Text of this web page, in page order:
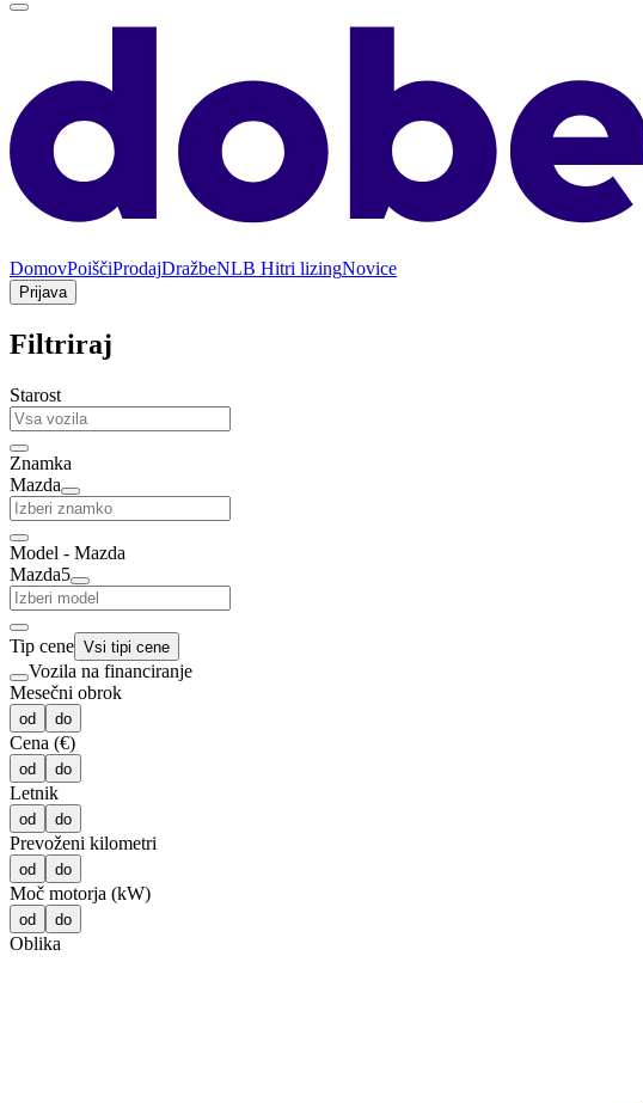
DomovPoiščiProdajDražbeNLB Hitri lizingNovice
Prijava
Filtriraj
Starost
Znamka
Mazda
Model - Mazda
Mazda5
Tip cene Vsi tipi cene
Vozila na financiranje
Mesečni obrok
od do
Cena (€)
od do
Letnik
od do
Prevoženi kilometri
od do
Moč motorja (kW)
od do
Oblika